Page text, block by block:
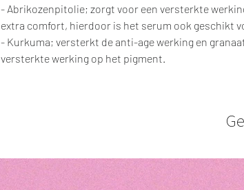
- Abrikozenpitolie; zorgt voor een versterkte
extra comfort, hierdoor is het serum ook geschikt
- Kurkuma; versterkt de anti-age werking en
versterkte werking op het pigment.